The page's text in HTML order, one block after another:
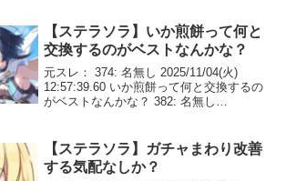
【ステラソラ】いか煎餅って何と
交換するのがベストなんかな？
元スレ： 374: 名無し 2025/11/04(火)
12:57:39.60 いか煎餅って何と交換するの
がベストなんかな？ 382: 名無し
【ステラソラ】ガチャまわり改善
する気配なしか？